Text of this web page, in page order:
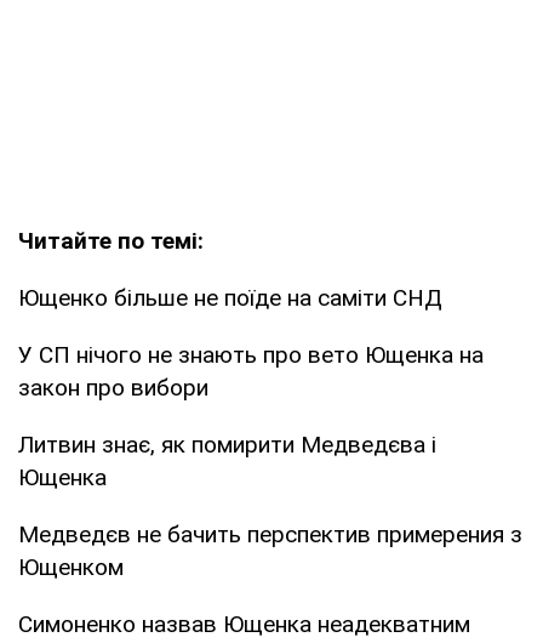
Читайте по темі:
Ющенко більше не поїде на саміти СНД
У СП нічого не знають про вето Ющенка на
закон про вибори
Литвин знає, як помирити Медведєва і
Ющенка
Медведєв не бачить перспектив примерения з
Ющенком
Симоненко назвав Ющенка неадекватним